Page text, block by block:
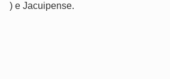
) e Jacuipense.